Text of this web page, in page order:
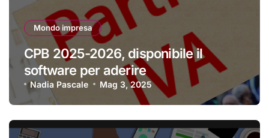
Mondo impresa
CPB 2025-2026, disponibile il
software per aderire
Nadia Pascale Mag 3, 2025